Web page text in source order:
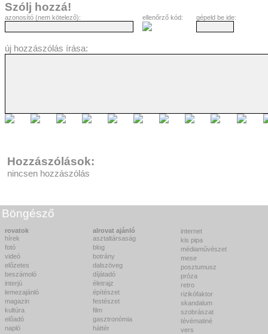
Szólj hozzá!
azonosító (nem kötelező): ellenőrző kód: gépeld be ide:
új hozzászólás írása:
Hozzászólások:
nincsen hozzászólás
Böngésző
rovatok
hírek
fotó
videó
előzetes
beszámoló
interjú
lemezajánló
magazin
kultúra
előadó
napló
alrovat ajánló
asztaltársaság
blog
botrány
dalszöveg
díjátadó
életrajz
építészet
festészet
film
gasztronómia
háttér
internet
kis pipa
médiaművészet
mese
posztumusz
próza
retro
rizikófaktor
skandalum
szobrászat
tévématiné
vers